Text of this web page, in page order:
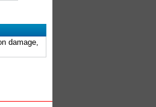
damage,